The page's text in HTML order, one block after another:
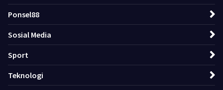
Ponsel88
Sosial Media
Sport
Teknologi